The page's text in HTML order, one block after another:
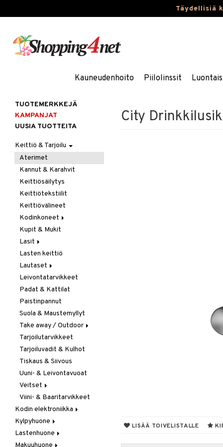
Täydellisiä
Kauneudenhoito Piilolinssit
City
LISÄÄ TOIVELISTALLE
TUOTEMERKKEJÄ
KAMPANJAT
UUSIA TUOTTEITA
Keittiö & Tarjoilu
Aterimet
Kannut & Karahvit
Keittiösäilytys
Keittiötekstiilit
Keittiövälineet
Kodinkoneet
Kahvi, Tee & Espresso
Leivänpaahtimet
Mixerit &
Sähkövatkaimet
Muut koneet
Vedenkeittimet
Kupit & Mukit
Lasit
Juoma- & Cocktailasit
Juomalasit
Olutlasit
Shamppanjalasit
Snapsi- & Aveclasit
Viinilasit
Whiskey- & Konjakkilasit
Lasten keittiö
Lautaset
Asetit
Ruokalautaset
Syvät lautaset
Leivontatarvikkeet
Padat & Kattilat
Paistinpannut
Suola & Maustemyllyt
Take away / Outdoor
Eväslaatikot
Pullot
Termoskannut
Termosmukit
Tarjoilutarvikkeet
Tarjoiluvadit & Kulhot
Tiskaus & Siivous
Uuni- & Leivontavuoat
Veitset
Erityisveitset
Keittiöveitset
Kuorinta- &
Vihannesveitset
Leikkuulaudat
Viini- & Baaritarvikkeet
Kodin elektroniikka
Ääni
Kylpyhuone
Kylpyhuoneen sisustus
Kylpyhuoneen tarvikkeita
Lastenhuone
Kylpyhuoneen koristelu
Makuuhuone